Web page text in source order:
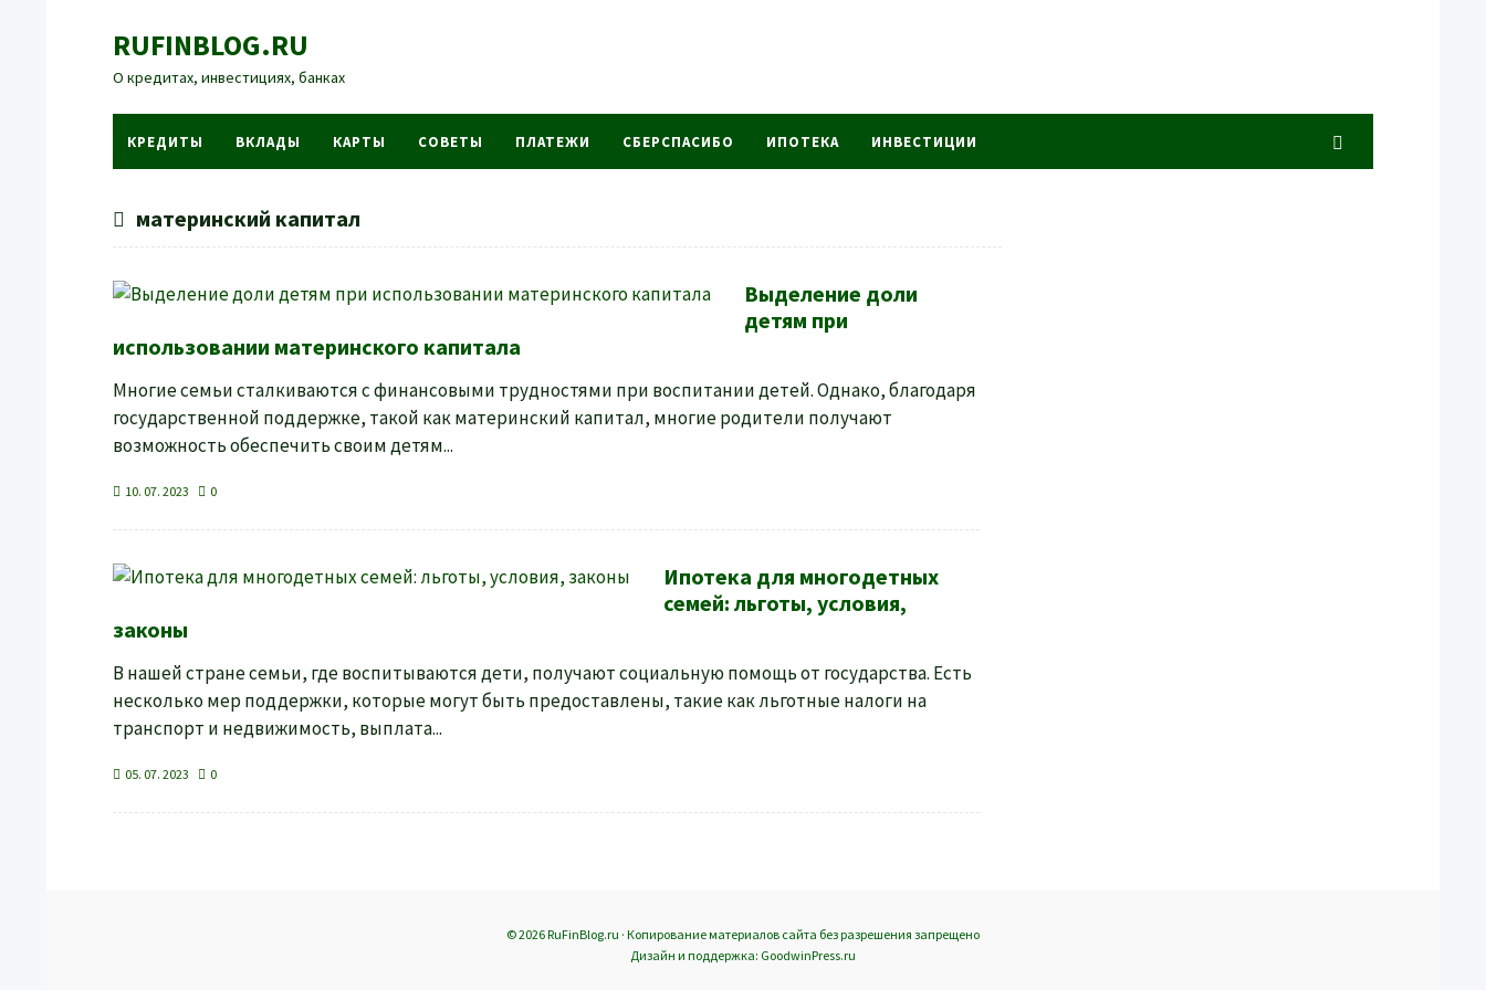
RUFINBLOG.RU
О кредитах, инвестициях, банках
КРЕДИТЫ ВКЛАДЫ КАРТЫ СОВЕТЫ ПЛАТЕЖИ СБЕРСПАСИБО ИПОТЕКА ИНВЕСТИЦИИ
материнский капитал
Выделение доли
детям при
использовании материнского капитала
Многие семьи сталкиваются с финансовыми трудностями при воспитании детей. Однако, благодаря
государственной поддержке, такой как материнский капитал, многие родители получают
возможность обеспечить своим детям...
10. 07. 2023 0
Ипотека для многодетных
семей: льготы, условия,
законы
В нашей стране семьи, где воспитываются дети, получают социальную помощь от государства. Есть
несколько мер поддержки, которые могут быть предоставлены, такие как льготные налоги на
транспорт и недвижимость, выплата...
05. 07. 2023 0
© 2026 RuFinBlog.ru · Копирование материалов сайта без разрешения запрещено
Дизайн и поддержка: GoodwinPress.ru